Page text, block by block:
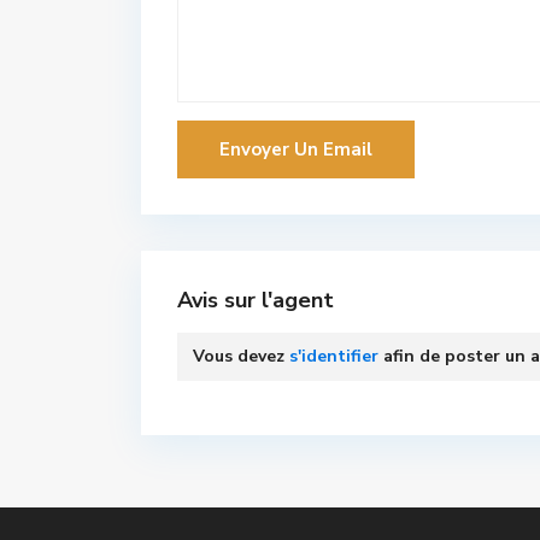
Avis sur l'agent
Vous devez s'identifier afin de poster un